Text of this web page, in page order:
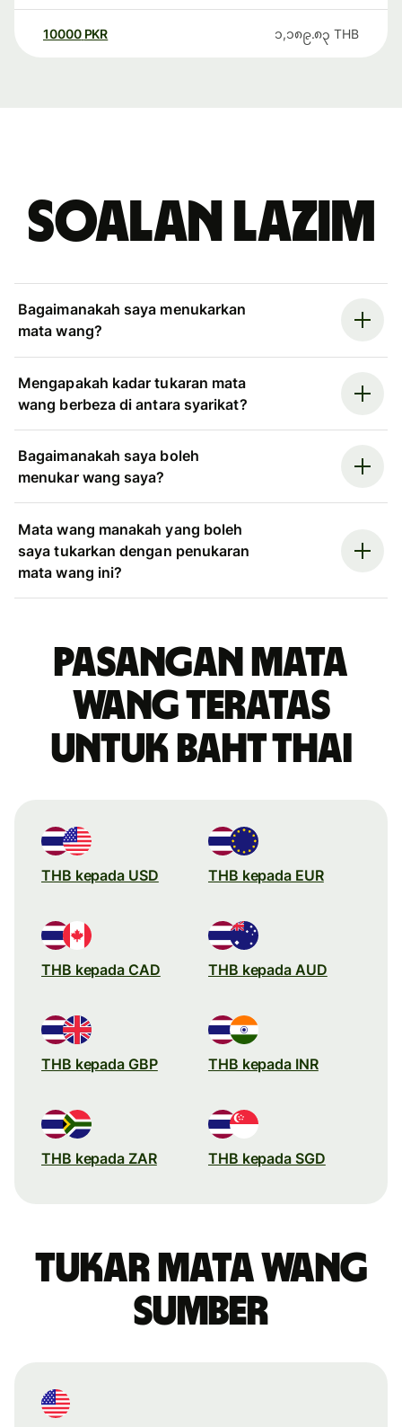
10000 PKR ၁,၁၈၉.၈၃ THB
Soalan Lazim
Bagaimanakah saya menukarkan
mata wang?
Mengapakah kadar tukaran mata
wang berbeza di antara syarikat?
Bagaimanakah saya boleh
menukar wang saya?
Mata wang manakah yang boleh
saya tukarkan dengan penukaran
mata wang ini?
Pasangan mata
wang teratas
untuk baht Thai
THB kepada USD THB kepada EUR
THB kepada CAD THB kepada AUD
THB kepada GBP THB kepada INR
THB kepada ZAR THB kepada SGD
Tukar mata wang
sumber